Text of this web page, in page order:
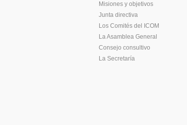
Misiones y objetivos
Junta directiva
Los Comités del ICOM
La Asamblea General
Consejo consultivo
La Secretaría